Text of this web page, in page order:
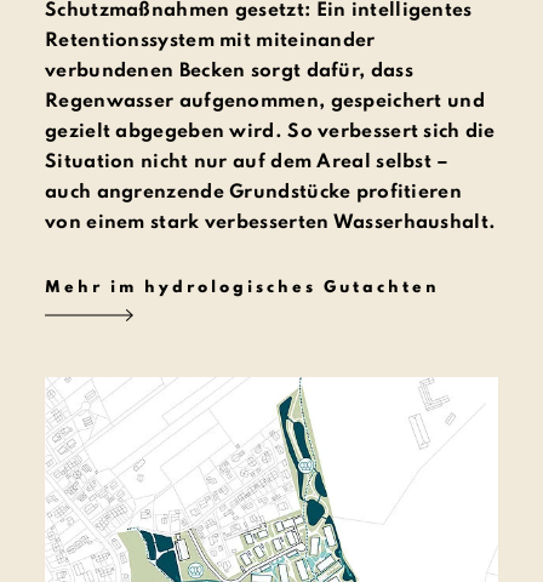
Schutzmaßnahmen gesetzt: Ein intelligentes
Retentionssystem mit miteinander
verbundenen Becken sorgt dafür, dass
Regenwasser aufgenommen, gespeichert und
gezielt abgegeben wird. So verbessert sich die
Situation nicht nur auf dem Areal selbst –
auch angrenzende Grundstücke profitieren
von einem stark verbesserten Wasserhaushalt.
Mehr im hydrologisches Gutachten